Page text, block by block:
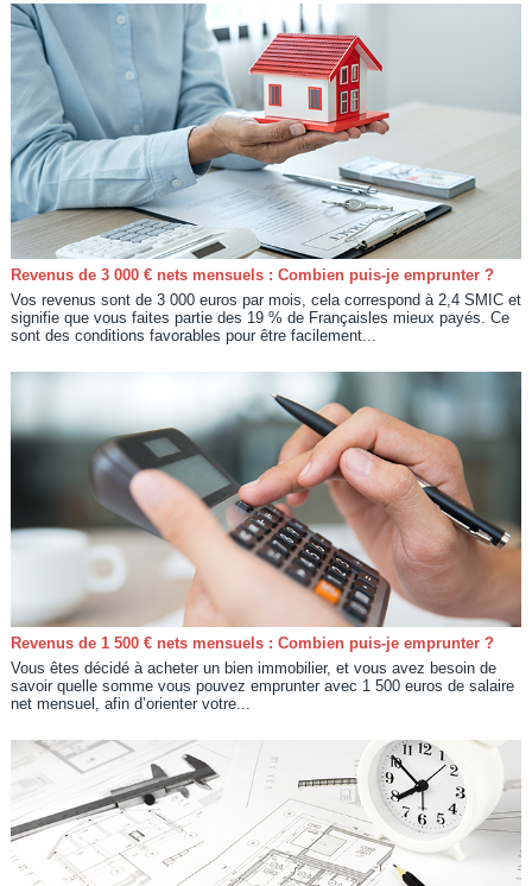
Revenus de 3 000 € nets mensuels : Combien puis-je emprunter ?
Vos revenus sont de 3 000 euros par mois, cela correspond à 2,4 SMIC et
signifie que vous faites partie des 19 % de Françaisles mieux payés. Ce
sont des conditions favorables pour être facilement...
Revenus de 1 500 € nets mensuels : Combien puis-je emprunter ?
Vous êtes décidé à acheter un bien immobilier, et vous avez besoin de
savoir quelle somme vous pouvez emprunter avec 1 500 euros de salaire
net mensuel, afin d’orienter votre...